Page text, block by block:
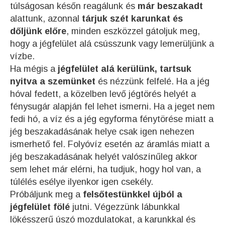
túlságosan későn reagálunk és már beszakadt
alattunk, azonnal tárjuk szét karunkat és
dőljünk előre, minden eszközzel gátoljuk meg,
hogy a jégfelület alá csússzunk vagy lemerüljünk a
vízbe.
Ha mégis a jégfelület alá kerülünk, tartsuk
nyitva a szemünket és nézzünk felfelé. Ha a jég
hóval fedett, a közelben levő jégtörés helyét a
fénysugár alapján fel lehet ismerni. Ha a jeget nem
fedi hó, a víz és a jég egyforma fénytörése miatt a
jég beszakadásának helye csak igen nehezen
ismerhető fel. Folyóvíz esetén az áramlás miatt a
jég beszakadásának helyét valószínűleg akkor
sem lehet már elérni, ha tudjuk, hogy hol van, a
túlélés esélye ilyenkor igen csekély.
Próbáljunk meg a felsőtestünkkel újból a
jégfelület fölé jutni. Végezzünk lábunkkal
lökésszerű úszó mozdulatokat, a karunkkal és